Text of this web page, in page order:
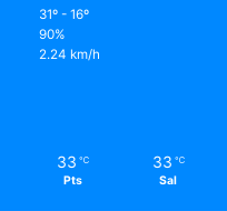
31º - 16º
90%
2.24 km/h
33 ℃
Pts
33 ℃
Sal